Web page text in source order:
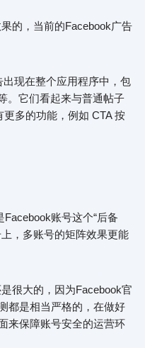
的，当前的Facebook广告
现在整个应用程序中，包
。它们看起来与普通帖子
多的功能，例如 CTA 按
Facebook账号这个“后备
，多账号的矩阵效果更能
很大的，因为Facebook官
都是相当严格的，在做好
来保障账号安全的运营环